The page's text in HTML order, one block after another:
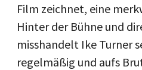
Film zeichnet, eine
Hinter der Bühne und
misshandelt Ike Turner
regelmäßig und aufs